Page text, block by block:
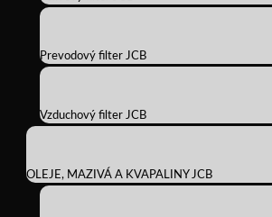
Prevodový filter JCB
Vzduchový filter JCB
OLEJE, MAZIVÁ A KVAPALINY JCB